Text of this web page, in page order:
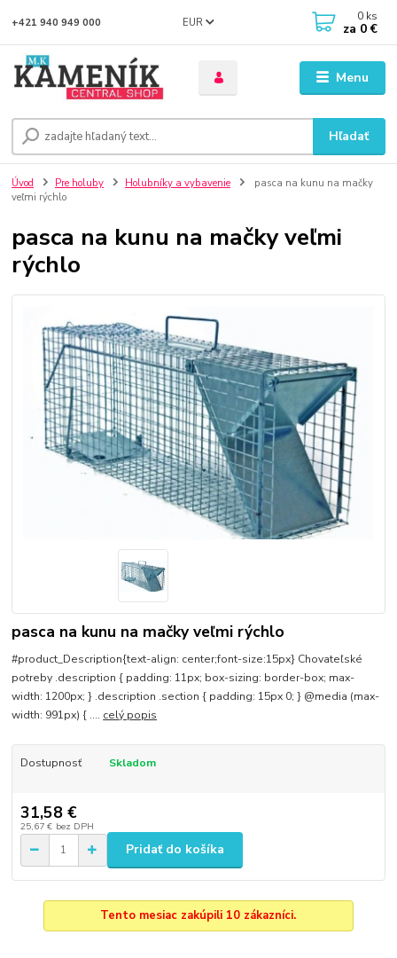
Menu
EUR
Hľadať
+421 940 949 000 0 ks
za 0 €
Úvod Pre holuby Holubníky a vybavenie
pasca na kunu na mačky
veľmi rýchlo
pasca na kunu na mačky veľmi
rýchlo
pasca na kunu na mačky veľmi rýchlo
#product_Description{text-align: center;font-size:15px} Chovateľské
potreby .description { padding: 11px; box-sizing: border-box; max-
width: 1200px; } .description .section { padding: 15px 0; } @media (max-
width: 991px) { .... celý popis
Dostupnosť Skladom
31,58 €
25,67 € bez DPH
Pridať do košíka
Tento mesiac zakúpili 10 zákazníci.